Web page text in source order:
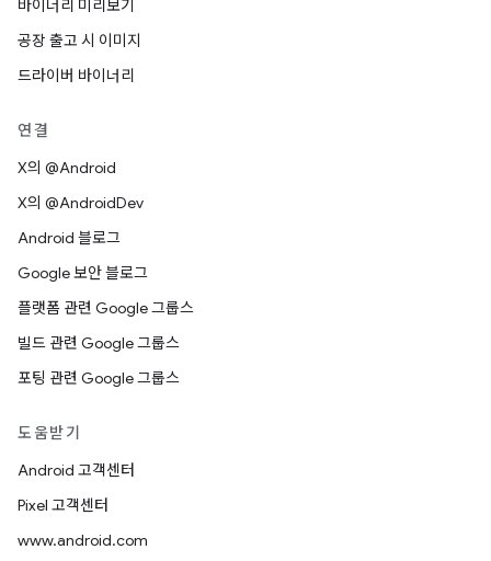
바이너리 미리보기
공장 출고 시 이미지
드라이버 바이너리
연결
X의 @Android
X의 @AndroidDev
Android 블로그
Google 보안 블로그
플랫폼 관련 Google 그룹스
빌드 관련 Google 그룹스
포팅 관련 Google 그룹스
도움받기
Android 고객센터
Pixel 고객센터
www.android.com